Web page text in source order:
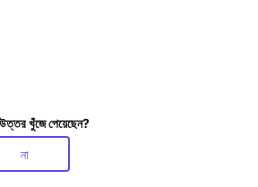
খুঁজে পেয়েছেন?
না